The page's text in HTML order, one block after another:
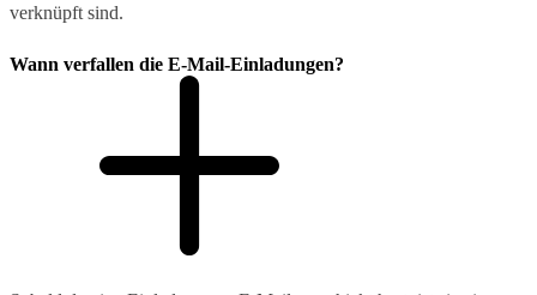
verknüpft sind.
Wann verfallen die E-Mail-Einladungen?